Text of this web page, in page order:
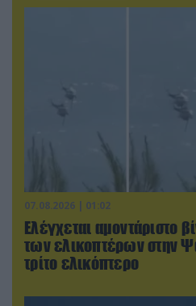
07.08.2026 | 01:02
Ελέγχεται αμοντάριστο
των ελικοπτέρων στην
τρίτο ελικόπτερο